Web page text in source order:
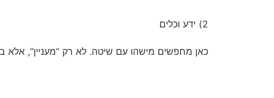
2) ידע וכלים
כאן מחפשים מישהו עם שיטה. לא רק “מעניין”, אלא